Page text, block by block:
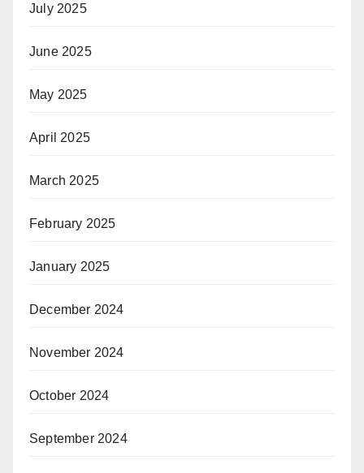
July 2025
June 2025
May 2025
April 2025
March 2025
February 2025
January 2025
December 2024
November 2024
October 2024
September 2024